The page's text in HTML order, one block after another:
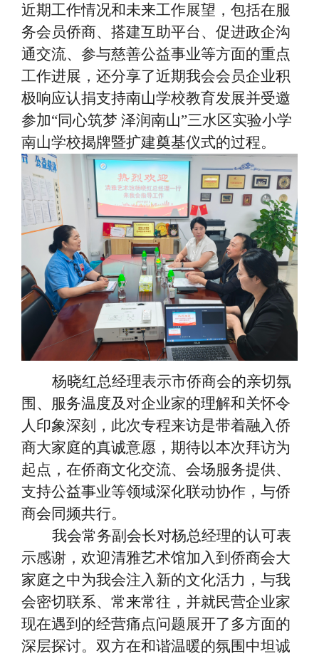
近期工作情况和未来工作展望，包括在服
务会员侨商、搭建互助平台、促进政企沟
通交流、参与慈善公益事业等方面的重点
工作进展，还分享了近期我会会员企业积
极响应认捐支持南山学校教育发展并受邀
参加“同心筑梦 泽润南山”三水区实验小学
南山学校揭牌暨扩建奠基仪式的过程。
杨晓红总经理表示市侨商会的亲切氛
围、服务温度及对企业家的理解和关怀令
人印象深刻，此次专程来访是带着融入侨
商大家庭的真诚意愿，期待以本次拜访为
起点，在侨商文化交流、会场服务提供、
支持公益事业等领域深化联动协作，与侨
商会同频共行。
我会常务副会长对杨总经理的认可表
示感谢，欢迎清雅艺术馆加入到侨商会大
家庭之中为我会注入新的文化活力，与我
会密切联系、常来常往，并就民营企业家
现在遇到的经营痛点问题展开了多方面的
深层探讨。双方在和谐温暖的氛围中坦诚